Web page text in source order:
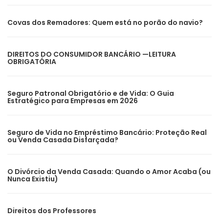
Covas dos Remadores: Quem está no porão do navio?
DIREITOS DO CONSUMIDOR BANCÁRIO —LEITURA
OBRIGATÓRIA
Seguro Patronal Obrigatório e de Vida: O Guia
Estratégico para Empresas em 2026
Seguro de Vida no Empréstimo Bancário: Proteção Real
ou Venda Casada Disfarçada?
O Divórcio da Venda Casada: Quando o Amor Acaba (ou
Nunca Existiu)
Direitos dos Professores